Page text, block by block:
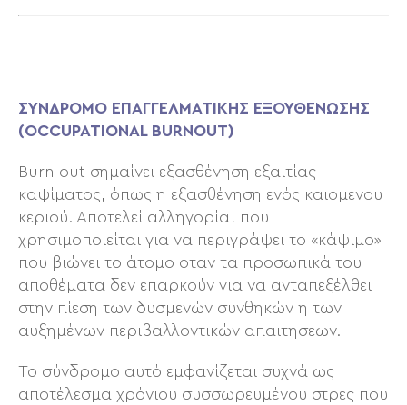
ΣΥΝΔΡΟΜΟ ΕΠΑΓΓΕΛΜΑΤΙΚΗΣ ΕΞΟΥΘΕΝΩΣΗΣ
(OCCUPATIONAL BURNOUT)
Βurn out σημαίνει εξασθένηση εξαιτίας
καψίματος, όπως η εξασθένηση ενός καιόμενου
κεριού. Αποτελεί αλληγορία, που
χρησιμοποιείται για να περιγράψει το «κάψιμο»
που βιώνει το άτομο όταν τα προσωπικά του
αποθέματα δεν επαρκούν για να ανταπεξέλθει
στην πίεση των δυσμενών συνθηκών ή των
αυξημένων περιβαλλοντικών απαιτήσεων.
Το σύνδρομο αυτό εμφανίζεται συχνά ως
αποτέλεσμα χρόνιου συσσωρευμένου στρες που